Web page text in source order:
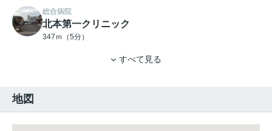
総合病院
北本第一クリニック
347ｍ（5分）
すべて見る
地図